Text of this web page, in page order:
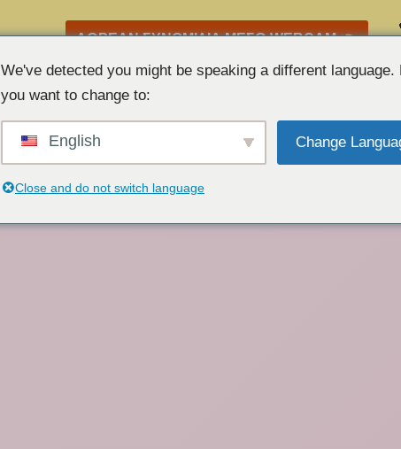
ΔΩΡΕΆΝ ΣΥΝΟΜΙΛΊΑ ΜΈΣΩ WEBCAM 👉
We've detected you might be speaking a different language.
you want to change to:
English Change
Close and do not switch language